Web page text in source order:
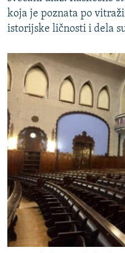
koja je poznata po
istorijske ličnosti i dela